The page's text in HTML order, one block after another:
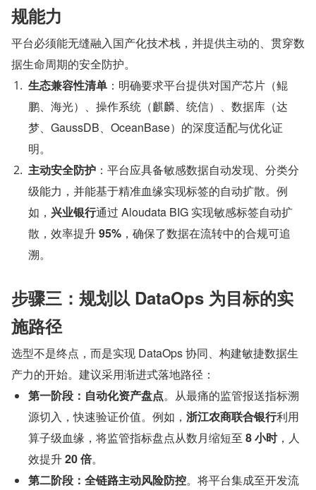
规能力
平台必须能无缝融入国产化技术栈，并提供主动的、贯穿数
据生命周期的安全防护。
生态兼容性清单 ：明确要求平台提供对国产芯片（鲲
鹏、海光）、操作系统（麒麟、统信）、数据库（达
梦、GaussDB、OceanBase）的深度适配与优化证
明。
主动安全防护 ：平台应具备敏感数据自动发现、分类分
级能力，并能基于精准血缘实现标签的自动扩散。例
如， 兴业银行通过 Aloudata BIG 实现敏感标签自动扩
散，效率提升 95% ，确保了数据在流转中的合规可追
溯。
步骤三：规划以 DataOps 为目标的实
施路径
选型不是终点，而是实现 DataOps 协同、构建敏捷数据生
产力的开始。建议采用渐进式落地路径：
第一阶段：自动化资产盘点。从最痛的监管报送指标溯
源切入，快速验证价值。例如， 浙江农商联合银行利用
算子级血缘，将监管指标盘点从数月缩短至 8 小时，人
效提升 20 倍。
第二阶段：全链路主动风险防控。将平台集成至开发流